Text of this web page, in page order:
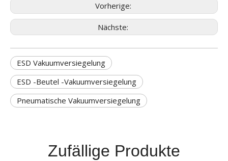
Vorherige:
Nächste:
ESD Vakuumversiegelung
ESD -Beutel -Vakuumversiegelung
Pneumatische Vakuumversiegelung
Zufällige Produkte